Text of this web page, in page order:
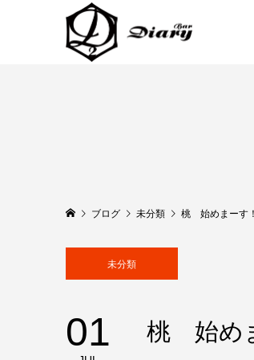
ブログ 未分類 桃 始めまーす！
未分類
01 桃 始め